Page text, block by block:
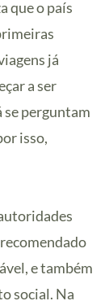
que o país
já
a ser
perguntam
isso,
e também
social. Na